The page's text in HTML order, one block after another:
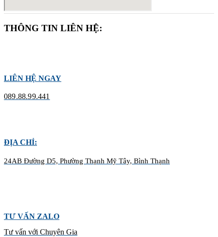
THÔNG TIN LIÊN HỆ:
LIÊN HỆ NGAY
089.88.99.441
ĐỊA CHỈ:
24AB Đường D5, Phường Thạnh Mỹ Tây, Bình Thạnh
TƯ VẤN ZALO
Tư vấn với Chuyên Gia